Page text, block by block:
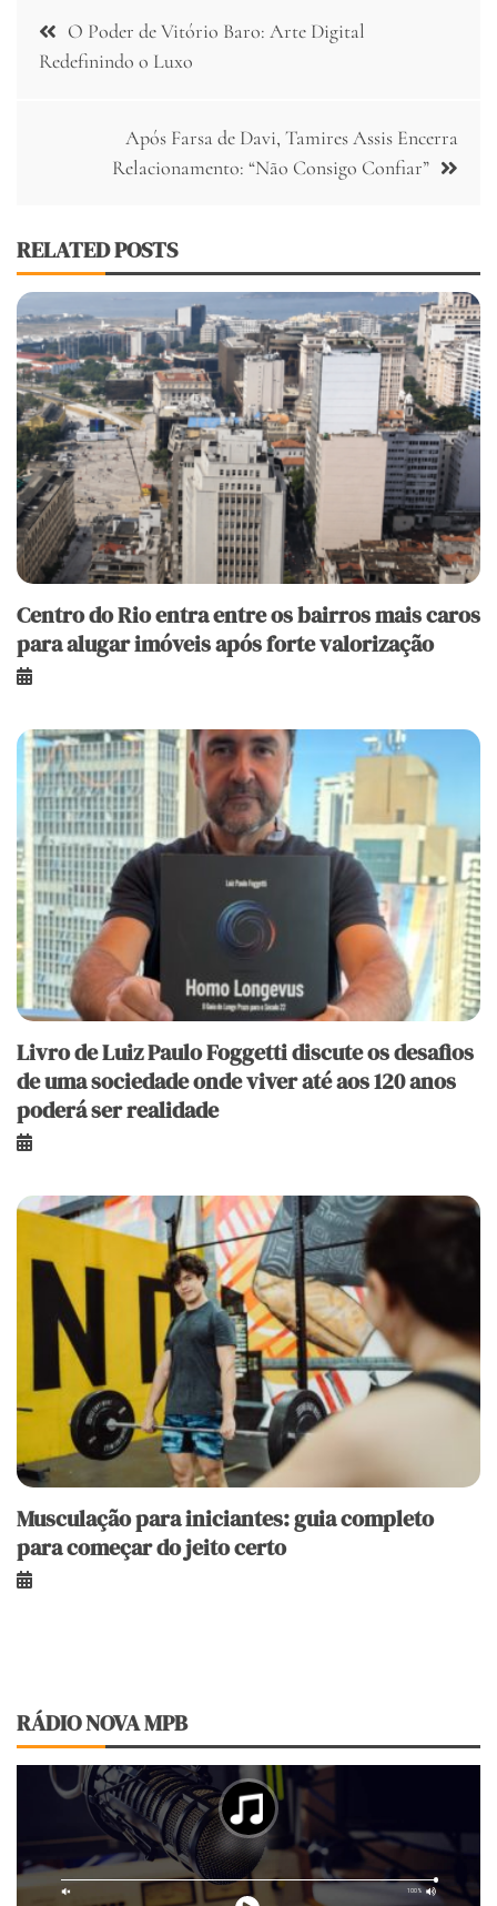
Navegação
de
O Poder de Vitório Baro: Arte Digital
Redefinindo o Luxo
Após Farsa de Davi, Tamires Assis Encerra
Relacionamento: “Não Consigo Confiar”
RELATED POSTS
Centro do Rio entra entre os bairros mais caros
para alugar imóveis após forte valorização
Livro de Luiz Paulo Foggetti discute os desafios
de uma sociedade onde viver até aos 120 anos
poderá ser realidade
Musculação para iniciantes: guia completo
para começar do jeito certo
RÁDIO NOVA MPB